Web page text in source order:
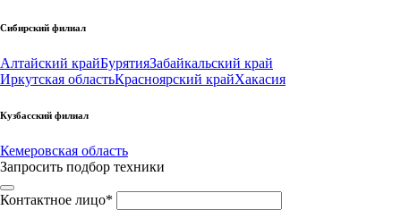
Сибирский филиал
Алтайский крайБурятияЗабайкальский край
Иркутская областьКрасноярский крайХакасия
Кузбасский филиал
Кемеровская область
Запросить подбор техники
Контактное лицо*